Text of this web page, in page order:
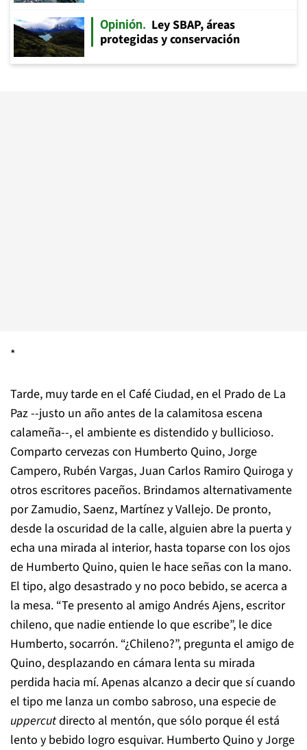
Opinión
Ley SBAP, áreas
protegidas y conservación
*
Tarde, muy tarde en el Café Ciudad, en el Prado de La
Paz --justo un año antes de la calamitosa escena
calameña--, el ambiente es distendido y bullicioso.
Comparto cervezas con Humberto Quino, Jorge
Campero, Rubén Vargas, Juan Carlos Ramiro Quiroga y
otros escritores paceños. Brindamos alternativamente
por Zamudio, Saenz, Martínez y Vallejo. De pronto,
desde la oscuridad de la calle, alguien abre la puerta y
echa una mirada al interior, hasta toparse con los ojos
de Humberto Quino, quien le hace señas con la mano.
El tipo, algo desastrado y no poco bebido, se acerca a
la mesa. “Te presento al amigo Andrés Ajens, escritor
chileno, que nadie entiende lo que escribe”, le dice
Humberto, socarrón. “¿Chileno?”, pregunta el amigo de
Quino, desplazando en cámara lenta su mirada
perdida hacia mí. Apenas alcanzo a decir que sí cuando
el tipo me lanza un combo sabroso, una especie de
uppercutdirecto al mentón, que sólo porque él está
lento y bebido logro esquivar. Humberto Quino y Jorge